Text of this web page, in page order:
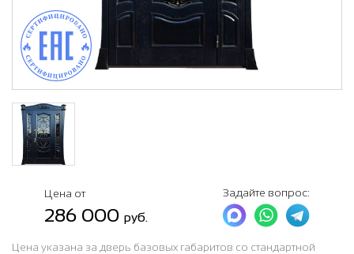
Цена от
286 000руб.
Задайте вопрос:
Цена указана за дверь базовых габаритов со стандартной